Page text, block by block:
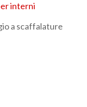
interni
a scaffalature